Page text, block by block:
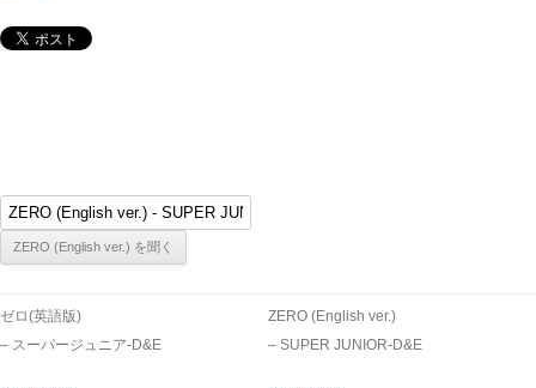
ゼロ(英語版)
– スーパージュニア-D&E
ZERO (English ver.)
– SUPER JUNIOR-D&E